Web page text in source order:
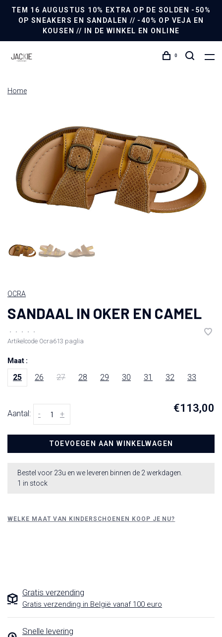
TEM 16 AUGUSTUS 10% EXTRA OP DE SOLDEN -50%
OP SNEAKERS EN SANDALEN // -40% OP VEJA EN
KOUSEN // IN DE WINKEL EN ONLINE
0
Home
OCRA
SANDAAL IN OKER EN CAMEL
• • • •
•
Artikelcode Ocra613 paglia
Maat :
25 26 27 28 29 30 31 32 33
Aantal: +
- €113,00
TOEVOEGEN AAN WINKELWAGEN
Bestel voor 23u en we leveren binnen de 2 werkdagen.
1 in stock
WELKE MAAT VAN KINDERSCHOENEN KOOP JE NU?
Gratis verzending
Gratis verzending in België vanaf 100 euro
Snelle levering